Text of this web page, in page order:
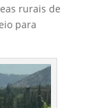
rurais de
para